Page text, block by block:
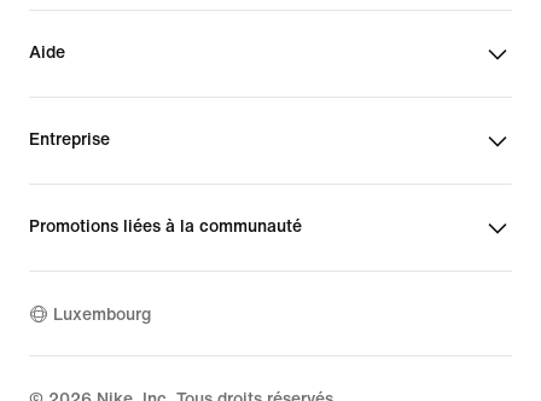
Aide
Entreprise
Promotions liées à la communauté
Luxembourg